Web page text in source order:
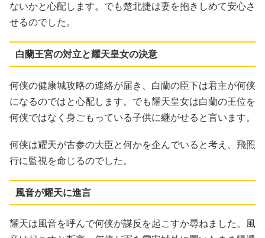
ないかと心配します。でも楚北捷は妻を抱きしめて安心さ
せるのでした。
白蘭王宮の対立と耀天皇女の決意
何侠の健康城攻略の連絡が届き、白蘭の臣下は君主が何侠
になるのではと心配します。でも耀天皇女は白蘭の王位を
何侠ではなく身ごもっている子供に継がせると言います。
何侠は耀天が古参の大臣と何かを企んでいると考え、飛照
行に監視を命じるのでした。
風音が耀天に進言
耀天は風音を呼んで何侠が謀反を起こすか尋ねました。風